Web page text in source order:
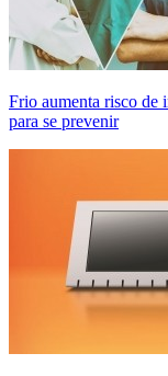
Frio aumenta risco de
para se prevenir